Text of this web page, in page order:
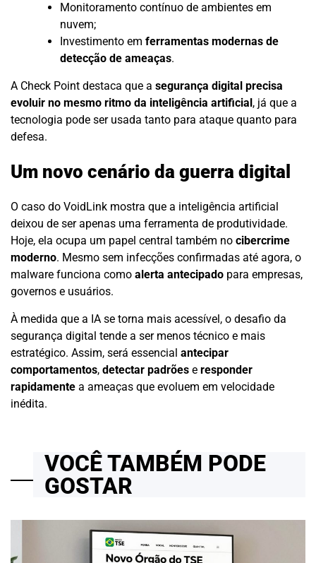
Monitoramento contínuo de ambientes em
nuvem;
Investimento em ferramentas modernas de
detecção de ameaças.
A Check Point destaca que a segurança digital precisa
evoluir no mesmo ritmo da inteligência artificial , já que a
tecnologia pode ser usada tanto para ataque quanto para
defesa.
Um novo cenário da guerra digital
O caso do VoidLink mostra que a inteligência artificial
deixou de ser apenas uma ferramenta de produtividade.
Hoje, ela ocupa um papel central também no cibercrime
moderno. Mesmo sem infecções confirmadas até agora, o
malware funciona como alerta antecipado para empresas,
governos e usuários.
À medida que a IA se torna mais acessível, o desafio da
segurança digital tende a ser menos técnico e mais
estratégico. Assim, será essencial antecipar
comportamentos, detectar padrões e responder
rapidamente a ameaças que evoluem em velocidade
inédita.
VOCÊ TAMBÉM PODE
GOSTAR